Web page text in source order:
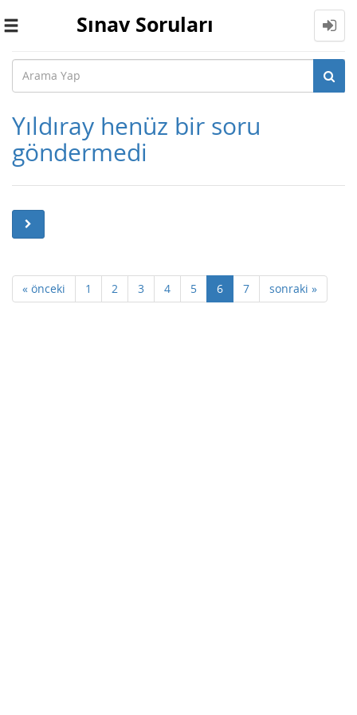
Toggle
Sınav Soruları
Yıldıray henüz bir soru
göndermedi
« önceki 1 2 3 4 5 6 7 sonraki »